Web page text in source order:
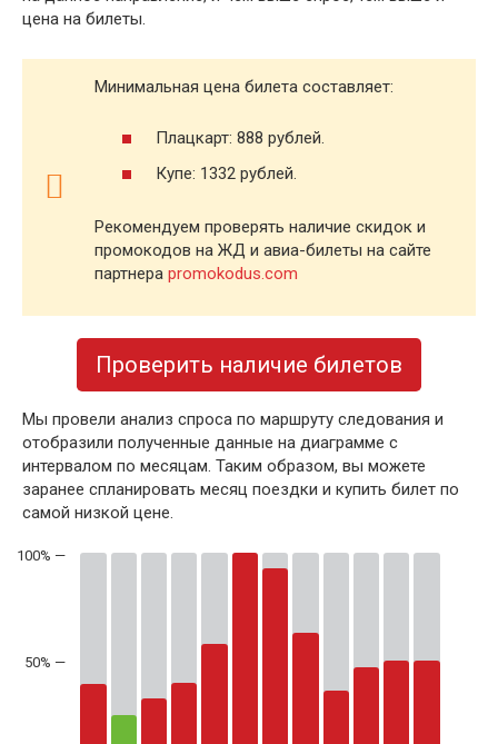
цена на билеты.
Минимальная цена билета составляет:
Плацкарт: 888 рублей.
Купе: 1332 рублей.
Рекомендуем проверять наличие скидок и
промокодов на ЖД и авиа-билеты на сайте
партнера promokodus.com
Проверить наличие билетов
Мы провели анализ спроса по маршруту следования и
отобразили полученные данные на диаграмме с
интервалом по месяцам. Таким образом, вы можете
заранее спланировать месяц поездки и купить билет по
самой низкой цене.
50% —